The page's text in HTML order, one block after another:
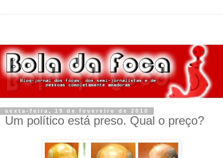
sexta-feira, 19 de fevereiro de 2010
Um político está preso. Qual o preço?